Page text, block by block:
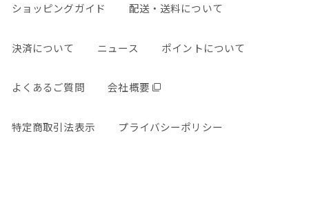
ショッピングガイド 配送・送料について
決済について ニュース ポイントについて
よくあるご質問 会社概要
特定商取引法表示 プライバシーポリシー